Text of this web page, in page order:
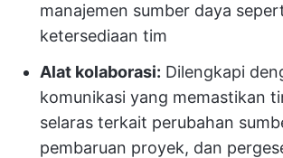
manajemen sumber daya
ketersediaan tim
Alat kolaborasi: Dilengkapi
komunikasi yang memastikan
selaras terkait perubahan
pembaruan proyek, dan